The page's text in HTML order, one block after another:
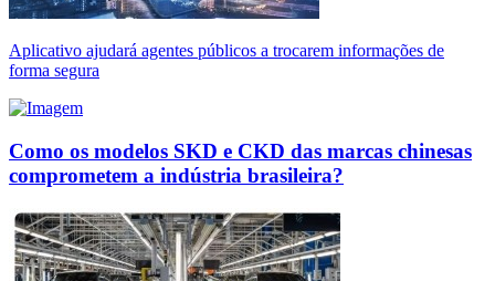
Aplicativo ajudará agentes públicos a trocarem informações de
forma segura
Como os modelos SKD e CKD das marcas chinesas
comprometem a indústria brasileira?